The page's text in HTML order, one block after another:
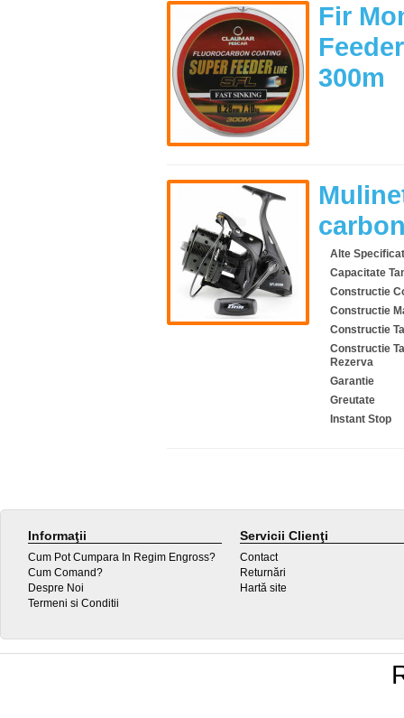
Fir
300m
Alte
Capacitate
Constructie
Constructie
Constructie
Constructie
Rezerva
Garantie
Greutate
Instant Stop
Informaţii
Cum Pot Cumpara In Regim Engross?
Cum Comand?
Despre Noi
Termeni si Conditii
Servicii Clienţi
Contact
Returnări
Hartă site